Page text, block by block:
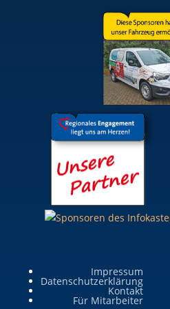
Impressum
Datenschutzerklärung
Kontakt
Für Mitarbeiter